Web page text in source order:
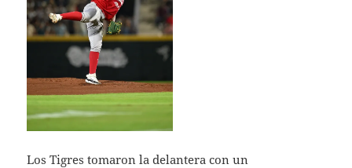
Los Tigres tomaron la delantera con un